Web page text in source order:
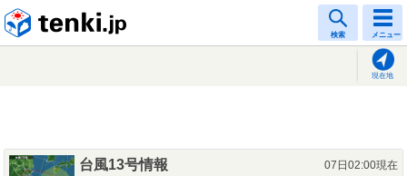
検索 メニュー
現在地
台風13号情報
07日02:00現在